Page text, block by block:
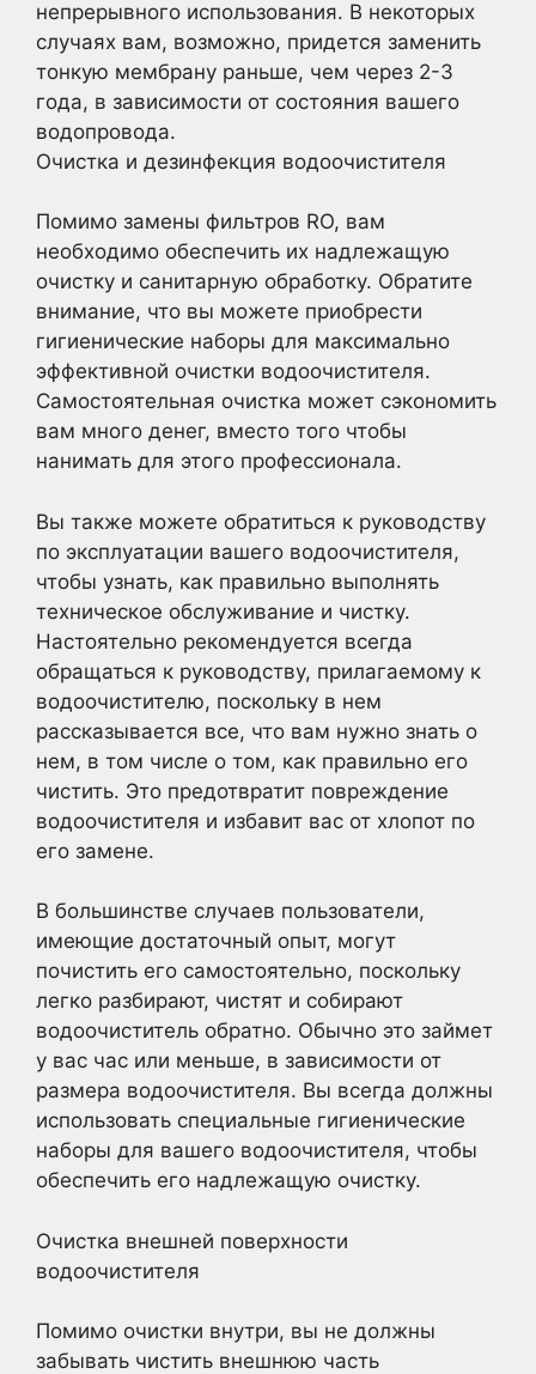
непрерывного использования. В некоторых
случаях вам, возможно, придется заменить
тонкую мембрану раньше, чем через 2-3
года, в зависимости от состояния вашего
водопровода.
Очистка и дезинфекция водоочистителя
Помимо замены фильтров RO, вам
необходимо обеспечить их надлежащую
очистку и санитарную обработку. Обратите
внимание, что вы можете приобрести
гигиенические наборы для максимально
эффективной очистки водоочистителя.
Самостоятельная очистка может сэкономить
вам много денег, вместо того чтобы
нанимать для этого профессионала.
Вы также можете обратиться к руководству
по эксплуатации вашего водоочистителя,
чтобы узнать, как правильно выполнять
техническое обслуживание и чистку.
Настоятельно рекомендуется всегда
обращаться к руководству, прилагаемому к
водоочистителю, поскольку в нем
рассказывается все, что вам нужно знать о
нем, в том числе о том, как правильно его
чистить. Это предотвратит повреждение
водоочистителя и избавит вас от хлопот по
его замене.
В большинстве случаев пользователи,
имеющие достаточный опыт, могут
почистить его самостоятельно, поскольку
легко разбирают, чистят и собирают
водоочиститель обратно. Обычно это займет
у вас час или меньше, в зависимости от
размера водоочистителя. Вы всегда должны
использовать специальные гигиенические
наборы для вашего водоочистителя, чтобы
обеспечить его надлежащую очистку.
Очистка внешней поверхности
водоочистителя
Помимо очистки внутри, вы не должны
забывать чистить внешнюю часть